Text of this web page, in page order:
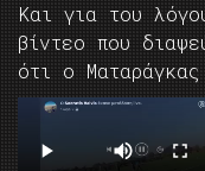
Και για του
βίντεο που
ότι ο